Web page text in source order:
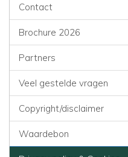
Contact
Brochure 2026
Partners
Veel gestelde vragen
Copyright/disclaimer
Waardebon